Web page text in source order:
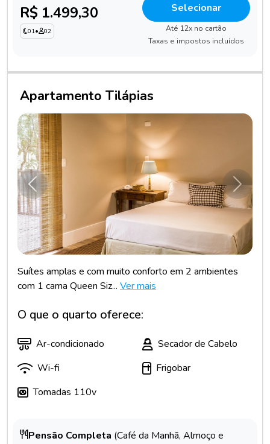
R$ 1.499,30
01• 02
Selecionar
Até 12x no cartão
Taxas e impostos incluídos
Apartamento Tilápias
Anterior
Suítes amplas e com muito conforto em 2 ambientes
com 1 cama Queen Siz... Ver mais
O que o quarto oferece:
Ar-condicionado
Secador de Cabelo
Wi-fi
Frigobar
Tomadas 110v
Pensão Completa (Café da Manhã, Almoço e